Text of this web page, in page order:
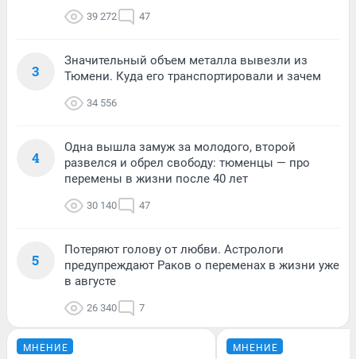
39 272 47
3
Значительный объем металла вывезли из
Тюмени. Куда его транспортировали и зачем
34 556
4
Одна вышла замуж за молодого, второй
развелся и обрел свободу: тюменцы — про
перемены в жизни после 40 лет
30 140 47
5
Потеряют голову от любви. Астрологи
предупреждают Раков о переменах в жизни уже
в августе
26 340 7
МНЕНИЕ МНЕНИЕ